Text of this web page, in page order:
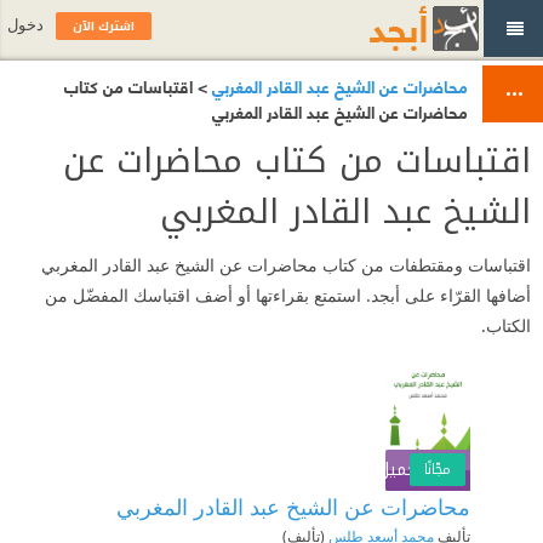
محاضرات عن الشيخ عبد القادر المغربي> اقتباسات من كتاب
محاضرات عن الشيخ عبد القادر المغربي
اقتباسات من كتاب محاضرات عن
الشيخ عبد القادر المغربي
اقتباسات ومقتطفات من كتاب محاضرات عن الشيخ عبد القادر المغربي
أضافها القرّاء على أبجد. استمتع بقراءتها أو أضف اقتباسك المفضّل من
الكتاب.
تحميل الكتابمجّانًا
محاضرات عن الشيخ عبد القادر المغربي
تأليفمحمد أسعد طلس (تأليف)
اشترك الآن دخول